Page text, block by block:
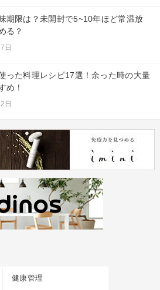
期限は？未開封で5~10年ほど常温放
る？
日
った料理レシピ17選！余った時の大量
め！
日
健康管理